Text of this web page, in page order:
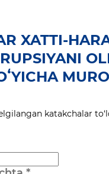
XATTI-
katakchalar